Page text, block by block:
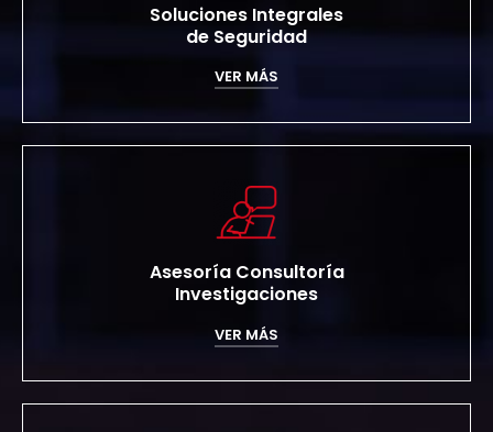
Soluciones Integrales
de Seguridad
VER MÁS
Asesoría Consultoría
Investigaciones
VER MÁS